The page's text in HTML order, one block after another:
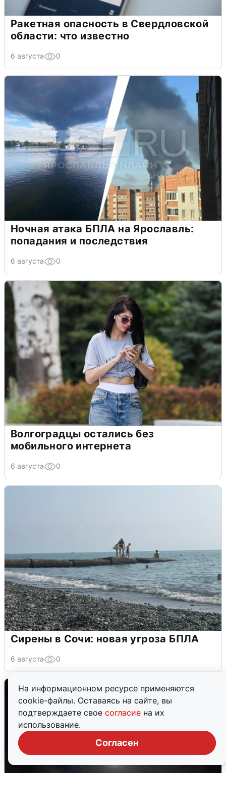
На информационном ресурсе применяются
cookie-файлы. Оставаясь на сайте, вы
подтверждаете свое согласие на их
использование.
Согласен
Ракетная опасность в Свердловской
области: что известно
6 августа 0
Ночная атака БПЛА на Ярославль:
попадания и последствия
6 августа 0
Волгоградцы остались без
мобильного интернета
6 августа 0
Сирены в Сочи: новая угроза БПЛА
6 августа 0